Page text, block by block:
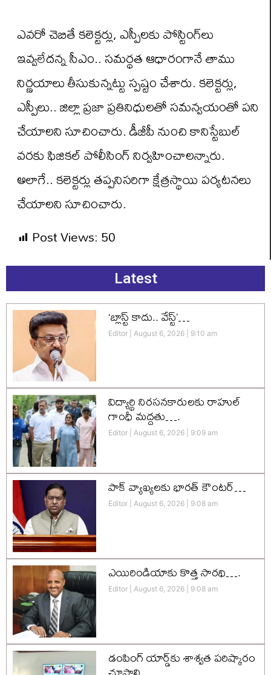
ఎవరో చెబితే కలెక్టర్లు, ఎస్పీలకు పోస్టింగ్‌లు
ఇవ్వలేదన్న సీఎం.. సమర్థత ఆధారంగానే తాము
నిర్ణయాలు తీసుకున్నట్టు స్పష్టం చేశారు. కలెక్టర్లు,
ఎస్పీలు.. జిల్లా ప్రజా ప్రతినిధులతో సమన్వయంతో పని
చేయాలని సూచించారు. డీజీపీ నుంచి కానిస్టేబుల్
వరకు ఫిజికల్ పోలీసింగ్ నిర్వహించాలన్నారు.
అలాగే.. కలెక్టర్లు తప్పనిసరిగా క్షేత్రస్థాయి పర్యటనలు
చేయాలని సూచించారు.
Post Views:50
Latest
‘బ్లాస్ట్ కాదు.. వేస్ట్’…
Editor August 6, 2026 9:10 am
విద్యార్థి నిరసనకారులకు రాహుల్
గాంధీ మద్దతు….
Editor August 6, 2026 9:09 am
పాక్ వ్యాఖ్యలకు భారత్ కౌంటర్…
Editor August 6, 2026 9:08 am
ఎయిరిండియాకు కొత్త సారథి….
Editor August 6, 2026 9:08 am
డంపింగ్ యార్డ్‌కు శాశ్వత పరిష్కారం